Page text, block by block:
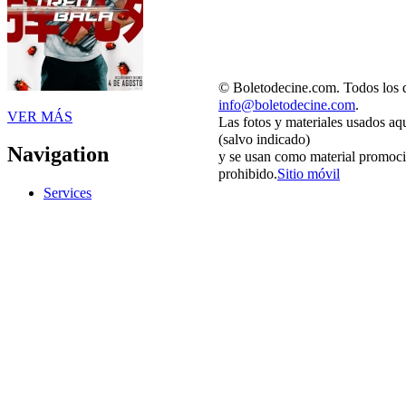
VER MÁS
Navigation
Services
© Boletodecine.com. Todos los
info@boletodecine.com.
Las fotos y materiales usados
(salvo indicado)
y se usan como material
prohibido.Sitio móvil